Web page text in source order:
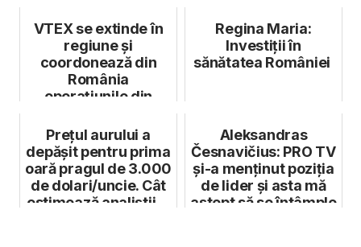
VTEX se extinde în
regiune și
coordonează din
România
operațiunile din
Regina Maria:
Investiții în
sănătatea României
Prețul aurului a
depășit pentru prima
oară pragul de 3.000
de dolari/uncie. Cât
estimează analiștii ...
Aleksandras
Česnavičius: PRO TV
și-a menținut poziția
de lider și asta mă
aștept să se întâmple